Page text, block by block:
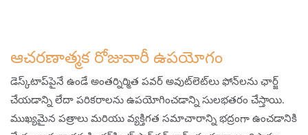
ఆచరణాత్మక రోజువారీ ఉపయోగం
డెస్క్‌టాప్‌పైనే ఉండే అంతర్నిర్మిత పవర్ అవుట్‌లెట్‌లు ఫోన్‌లను ఛార్జ్
చేయడాన్ని లేదా పరికరాలను ఉపయోగించడాన్ని సులభతరం చేస్తాయి.
ముఖ్యమైన పత్రాలు మరియు వ్యక్తిగత సమాచారాన్ని భద్రంగా ఉంచడానికి